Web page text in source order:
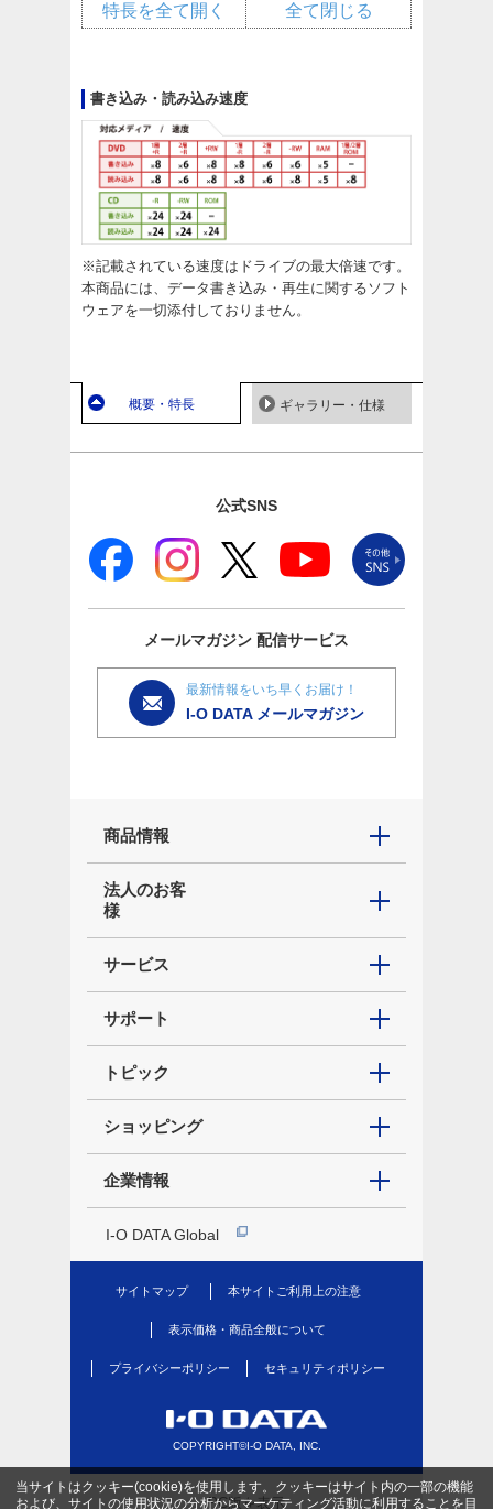
全て閉じる
特長を全て開く
書き込み・読み込み速度
※記載されている速度はドライブの最大倍速です。
本商品には、データ書き込み・再生に関するソフト
ウェアを一切添付しておりません。
概要・特長 ギャラリー・仕様
公式SNS
メールマガジン 配信サービス
最新情報をいち早くお届け！
I-O DATA メールマガジン
商品情報
法人のお客
様
サービス
サポート
トピック
ショッピング
企業情報
I-O DATA Global
サイトマップ 本サイトご利用上の注意
表示価格・商品全般について
プライバシーポリシー セキュリティポリシー
COPYRIGHT©I-O DATA, INC.
当サイトはクッキー(cookie)を使用します。クッキーはサイト内の一部の機能
および、サイトの使用状況の分析からマーケティング活動に利用することを目
PC版を表示